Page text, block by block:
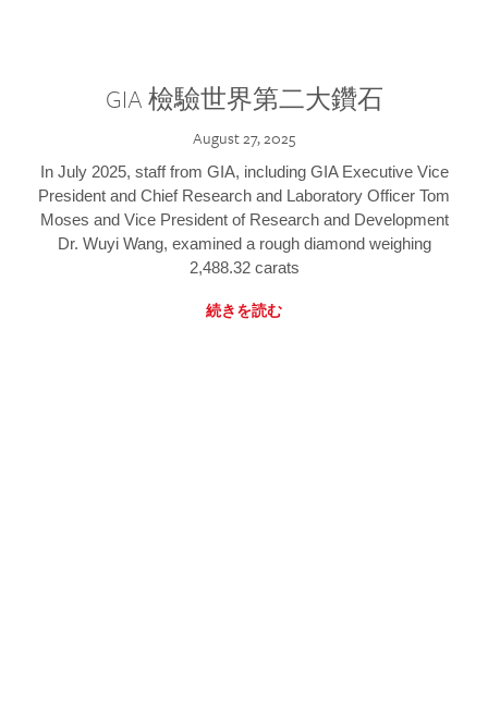
GIA 檢驗世界第二大鑽石
August 27, 2025
In July 2025, staff from GIA, including GIA Executive Vice
President and Chief Research and Laboratory Officer Tom
Moses and Vice President of Research and Development
Dr. Wuyi Wang, examined a rough diamond weighing
2,488.32 carats
続きを読む